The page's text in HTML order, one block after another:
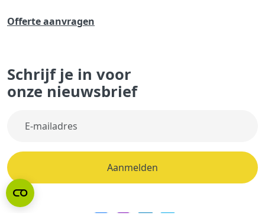
Offerte aanvragen
Schrijf je in voor
onze nieuwsbrief
Aanmelden